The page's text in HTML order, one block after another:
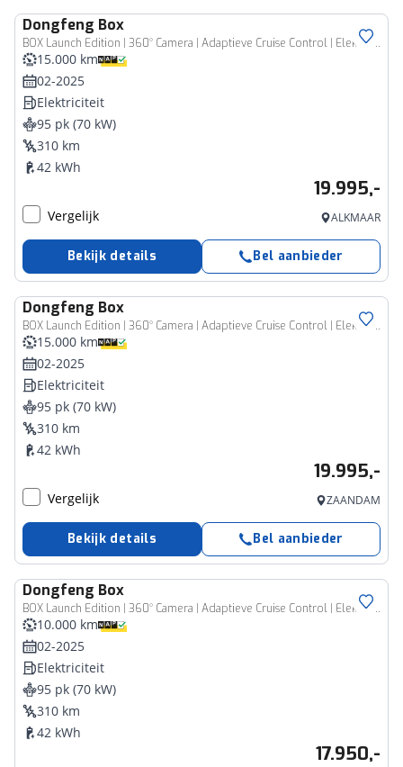
Dongfeng Box
BOX Launch Edition | 360° Camera | Adaptieve Cruise Control | Elektrisch Verstelbare Bestuurdersstoel + Geheugen | Stoelverwarming Bestuurder | Stoelventilatie Bestuurder | Apple Carplay | Android Auto | Sfeerverlichting | Elektrisch Inklapbare Buitenspiegels
15.000 km
02-2025
Elektriciteit
95 pk (70 kW)
310 km
42 kWh
19.995,-
Vergelijk ALKMAAR
Bekijk details Bel aanbieder
Dongfeng Box
BOX Launch Edition | 360° Camera | Adaptieve Cruise Control | Elektrisch Verstelbare Bestuurdersstoel + Geheugen | Stoelverwarming Bestuurder | Stoelventilatie Bestuurder | Apple Carplay | Android Auto | Sfeerverlichting | Elektrisch Inklapbare Buitenspiegels
15.000 km
02-2025
Elektriciteit
95 pk (70 kW)
310 km
42 kWh
19.995,-
Vergelijk ZAANDAM
Bekijk details Bel aanbieder
Dongfeng Box
BOX Launch Edition | 360° Camera | Adaptieve Cruise Control | Elektrisch Verstelbare Bestuurdersstoel + Geheugen | Stoelverwarming Bestuurder | Stoelventilatie Bestuurder | Apple Carplay | Android Auto | Sfeerverlichting | Elektrisch Inklapbare Buitenspiegels
10.000 km
02-2025
Elektriciteit
95 pk (70 kW)
310 km
42 kWh
17.950,-